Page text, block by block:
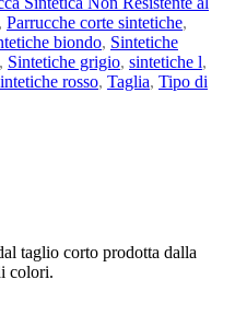
, Parrucche corte sintetiche,
biondo, Sintetiche
, Sintetiche grigio, sintetiche l,
rosso, Taglia, Tipo di
taglio corto prodotta dalla
colori.